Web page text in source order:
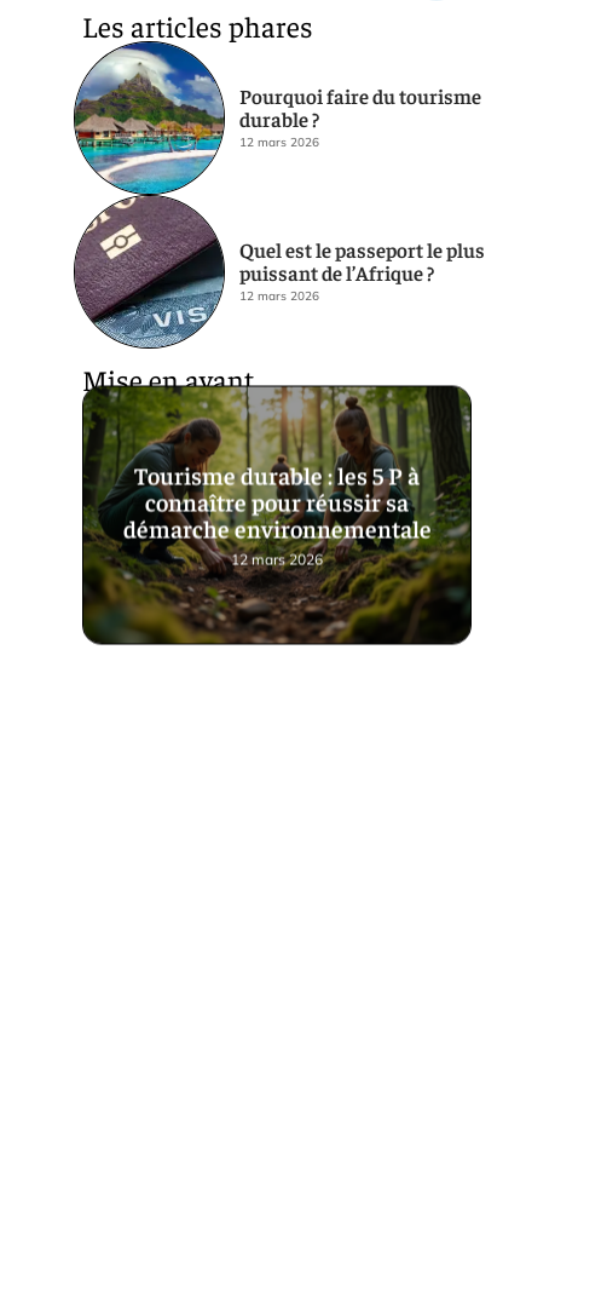
Les articles phares
Pourquoi faire du tourisme
durable ?
12 mars 2026
Quel est le passeport le plus
puissant de l’Afrique ?
12 mars 2026
Mise en avant
Tourisme durable : les 5 P à
connaître pour réussir sa
démarche environnementale
12 mars 2026